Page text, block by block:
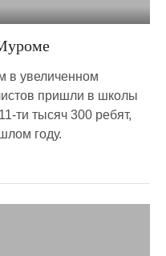
в увеличенном
пришли в школы
ти тысяч 300 ребят,
году.